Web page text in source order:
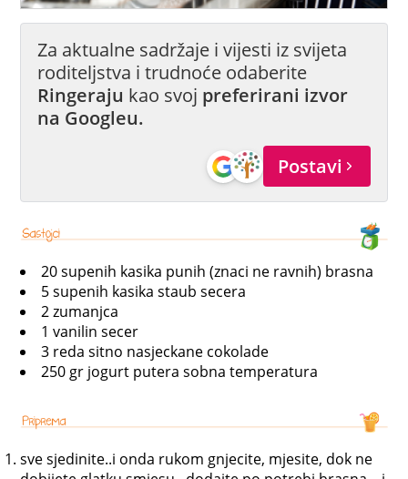
Za aktualne sadržaje i vijesti iz svijeta
roditeljstva i trudnoće odaberite
Ringeraju kao svoj preferirani izvor
na Googleu.
Postavi
20 supenih kasika punih (znaci ne ravnih) brasna
5 supenih kasika staub secera
2 zumanjca
1 vanilin secer
3 reda sitno nasjeckane cokolade
250 gr jogurt putera sobna temperatura
sve sjedinite..i onda rukom gnjecite, mjesite, dok ne